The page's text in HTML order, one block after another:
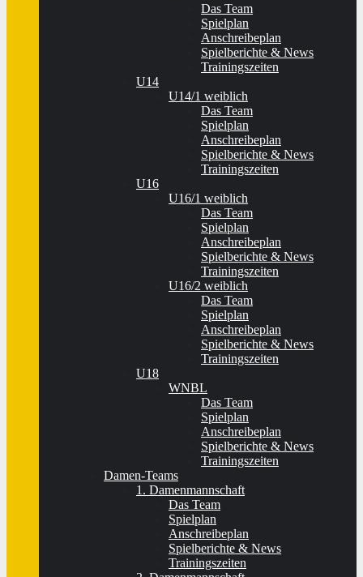
Das Team
Spielplan
Anschreibeplan
Spielberichte & News
Trainingszeiten
U14
U14/1 weiblich
Das Team
Spielplan
Anschreibeplan
Spielberichte & News
Trainingszeiten
U16
U16/1 weiblich
Das Team
Spielplan
Anschreibeplan
Spielberichte & News
Trainingszeiten
U16/2 weiblich
Das Team
Spielplan
Anschreibeplan
Spielberichte & News
Trainingszeiten
U18
WNBL
Das Team
Spielplan
Anschreibeplan
Spielberichte & News
Trainingszeiten
Damen-Teams
1. Damenmannschaft
Das Team
Spielplan
Anschreibeplan
Spielberichte & News
Trainingszeiten